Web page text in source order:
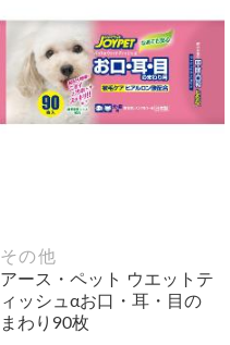
その他
アース・ペット ウエットテ
ィッシュαお口・耳・目の
まわり90枚